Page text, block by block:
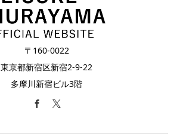
〒160-0022
東京都新宿区新宿2-9-22
多摩川新宿ビル3階